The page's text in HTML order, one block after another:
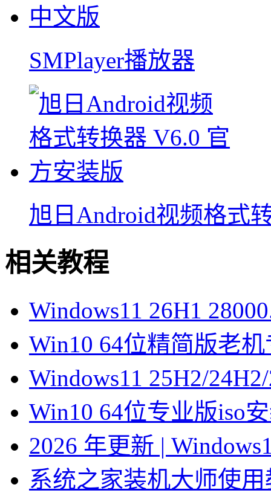
SMPlayer播放器
旭日Android视频格式
相关教程
Windows11 26H1
Win10 64位精简版老
Windows11 25H2/
Win10 64位专业版iso
2026 年更新 |
系统之家装机大师使